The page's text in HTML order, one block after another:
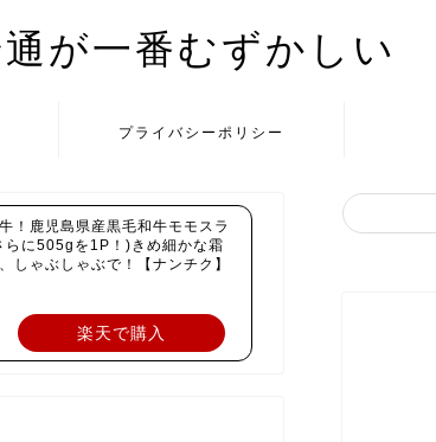
が一番むずかしい
プライバシーポリシー
！鹿児島県産黒毛和牛モモスラ
に505gを1P！)きめ細かな霜
しゃぶしゃぶで！【ナンチク】
楽天で購入